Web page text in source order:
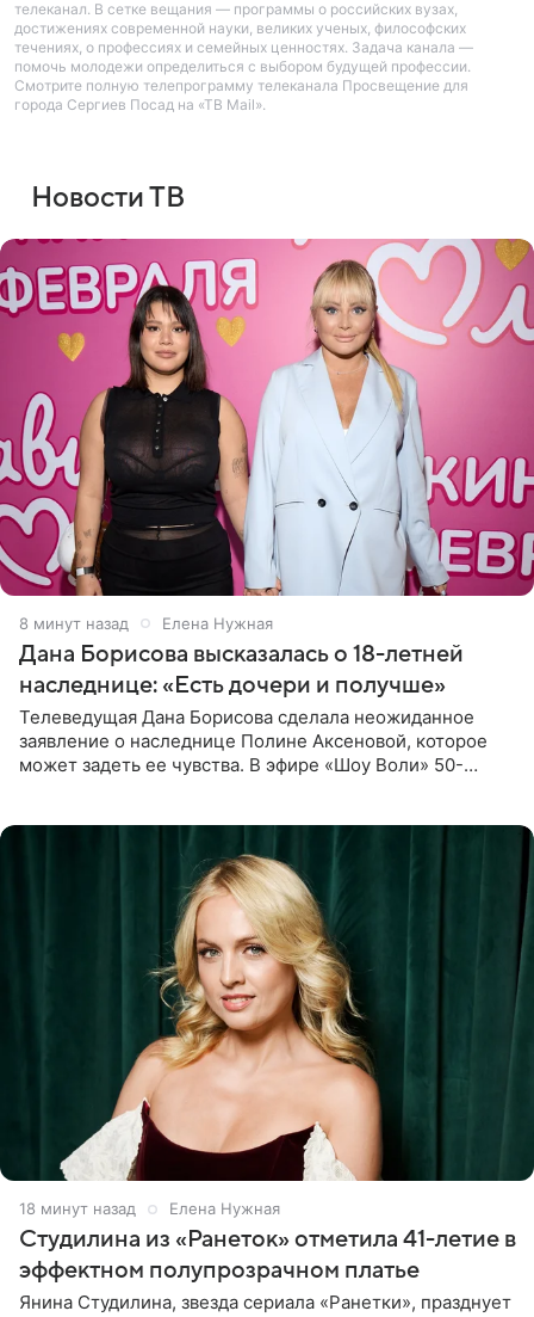
телеканал. В сетке вещания — программы о российских вузах,
достижениях современной науки, великих ученых, философских
течениях, о профессиях и семейных ценностях. Задача канала —
помочь молодежи определиться с выбором будущей профессии.
Смотрите полную телепрограмму телеканала Просвещение для
города Сергиев Посад на «ТВ Mail».
Новости ТВ
8 минут назад Елена Нужная
Дана Борисова высказалась о 18-летней
наследнице: «Есть дочери и получше»
Телеведущая Дана Борисова сделала неожиданное
заявление о наследнице Полине Аксеновой, которое
может задеть ее чувства. В эфире «Шоу Воли» 50-
18 минут назад Елена Нужная
Студилина из «Ранеток» отметила 41-летие в
эффектном полупрозрачном платье
Янина Студилина, звезда сериала «Ранетки», празднует